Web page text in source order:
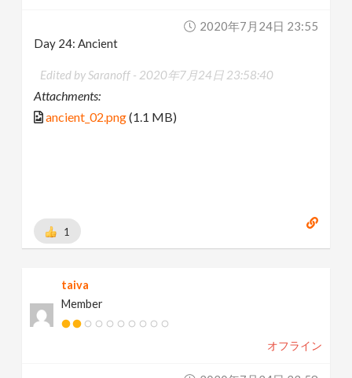
2020年7月24日 23:55
Day 24: Ancient
Edited by Saranoff - 2020年7月24日 23:58:40
Attachments:
ancient_02.png(1.1 MB)
1
taiva
Member
オフライン